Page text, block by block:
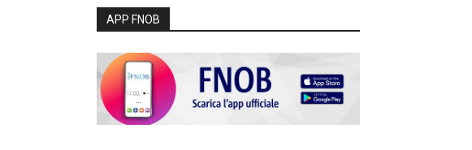
APP FNOB